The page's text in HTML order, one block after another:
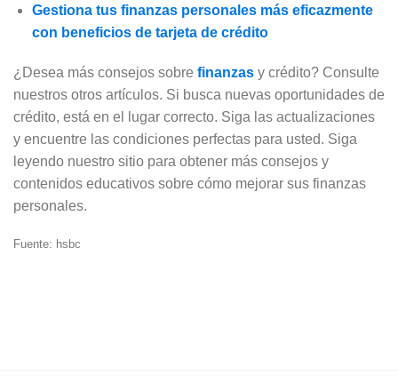
Gestiona tus finanzas personales más eficazmente
con beneficios de tarjeta de crédito
¿Desea más consejos sobre finanzas y crédito? Consulte
nuestros otros artículos. Si busca nuevas oportunidades de
crédito, está en el lugar correcto. Siga las actualizaciones
y encuentre las condiciones perfectas para usted. Siga
leyendo nuestro sitio para obtener más consejos y
contenidos educativos sobre cómo mejorar sus finanzas
personales.
Fuente: hsbc